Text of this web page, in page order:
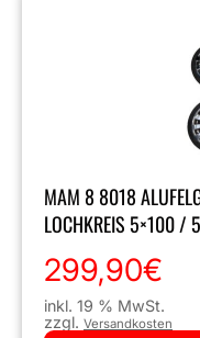
MAM 8 8018
LOCHKREIS 5×100 /
299,90€
inkl. 19 % MwSt.
zzgl. Versandkosten